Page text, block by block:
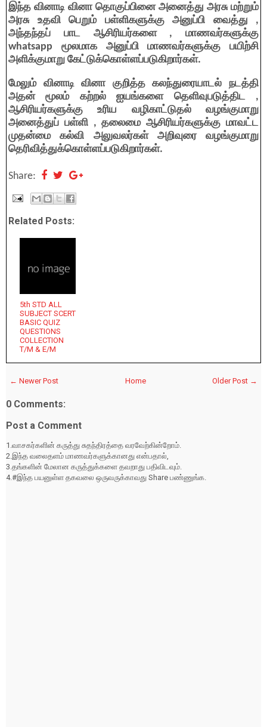
இந்த வினாடி வினா தொகுப்பினை அனைத்து அரசு மற்றும்
அரசு உதவி பெறும் பள்ளிகளுக்கு அனுப்பி வைத்து ,
அந்தந்தப் பாட ஆசிரியர்களை , மாணவர்களுக்கு
whatsapp மூலமாக அனுப்பி மாணவர்களுக்கு பயிற்சி
அளிக்குமாறு கேட்டுக்கொள்ளப்படுகிறார்கள்.
மேலும் வினாடி வினா குறித்த கலந்துரையாடல் நடத்தி
அதன் மூலம் கற்றல் ஐயங்களை தெளிவுபடுத்திட ,
ஆசிரியர்களுக்கு உரிய வழிகாட்டுதல் வழங்குமாறு
அனைத்துப் பள்ளி , தலைமை ஆசிரியர்களுக்கு மாவட்ட
முதன்மை கல்வி அலுவலர்கள் அறிவுரை வழங்குமாறு
தெரிவித்துக்கொள்ளப்படுகிறார்கள்.
Share:
Related Posts:
5th STD ALL
SUBJECT SCERT
BASIC QUIZ
QUESTIONS
COLLECTION
T/M & E/M
← Newer Post Older Post →
Home
0 Comments:
Post a Comment
1.வாசகர்களின் கருத்து சுதந்திரத்தை வரவேற்கின்றோம்.
2.இந்த வலைதளம் மாணவர்களுக்கானது என்பதால்,
3.தங்களின் மேலான கருத்துக்களை தவறாது பதிவிடவும்.
4.#இந்த பயனுள்ள தகவலை ஒருவருக்காவது Share பண்ணுங்க.